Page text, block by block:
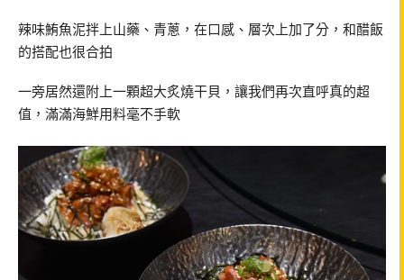
辣味鮪魚泥拌上山藥、青蔥，在口感、層次上加了分，和醋飯
的搭配也很合拍
一旁居然還附上一顆超大炙燒干貝，讓我們再次直呼真的超
值，滿滿海鮮用料毫不手軟